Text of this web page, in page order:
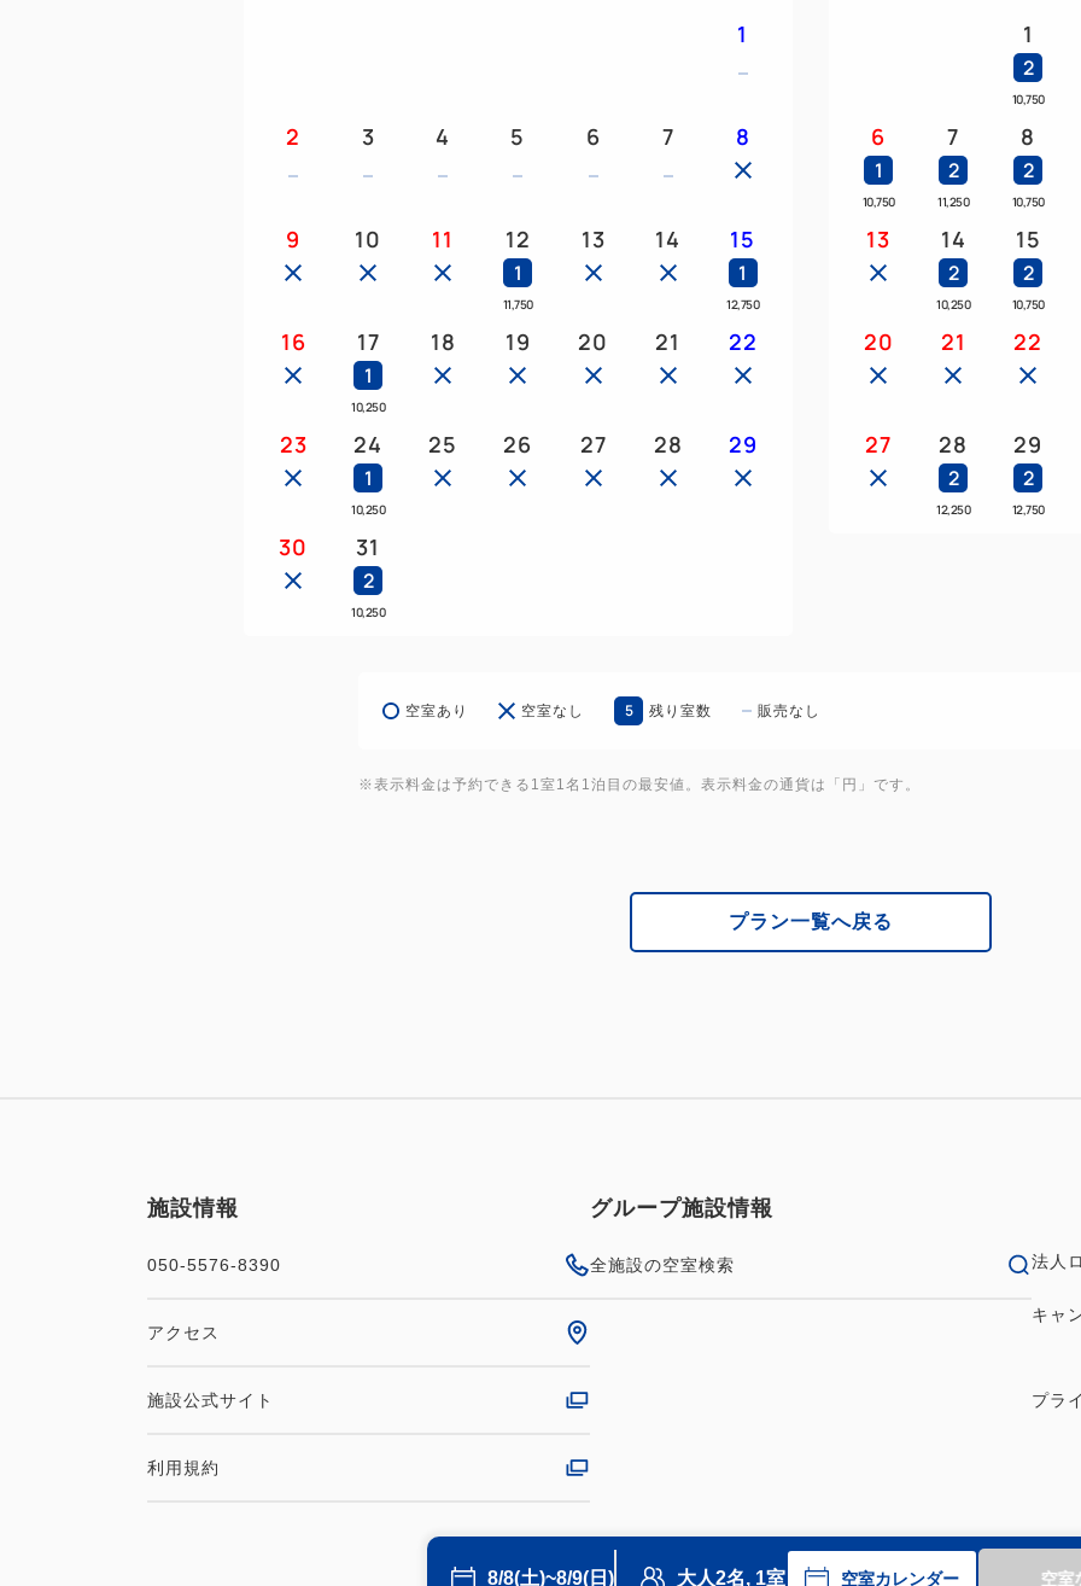
8/8(土)~8/9(日) 大人2名, 1室 空室カレンダー 空室
東京～新大阪～博多を繋ぐ東
目の前を走り抜ける新幹線た
※お部屋によって新幹線の見
・新幹線が見えるツインのお
・ご家族には嬉しい！大人１
（ベット2台のツインルーム
人数分ご用意！
（キッズアメニティには、
客室アメニティのシャンプー
ィタオル、ドライヤーを高品
観光や美味しいグルメ、ショ
・チェックイン時にお部屋を
1
2 3 4 5 6 7 8
9 10 11 12
1
11,750
13 14 15
1
12,750
16 17
1
10,250
18 19 20 21 22
23 24
1
10,250
25 26 27 28 29
30 31
2
10,250
1
2
10,750
6
1
10,750
7
2
11,250
8
2
10,750
13 14
2
10,250
15
2
10,750
20 21 22
27 28
2
12,250
29
2
12,750
空室あり 空室なし 5 残り室数 販売なし
※表示料金は予約できる1室1名1泊目の最安値。表示料金の通貨は「円」です。
プラン一覧へ戻る
施設情報
050-5576-8390
アクセス
施設公式サイト
利用規約
グループ施設情報
全施設の空室検索 法人
キャ
プラ